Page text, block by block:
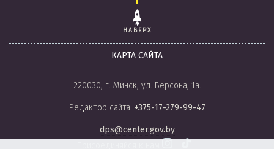
НАВЕРХ
КАРТА САЙТА
220030, г. Минск, ул. Берсона, 1а.
Редактор сайта: +375-17-279-99-47
dps@center.gov.by